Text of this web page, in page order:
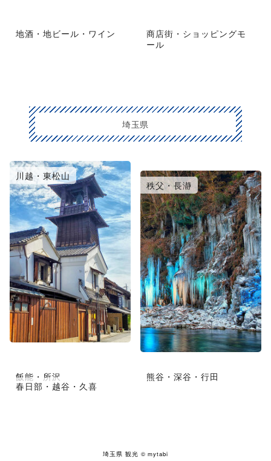
地酒・地ビール・ワイン
商店街・ショッピングモ
ール
埼玉県
川越・東松山
大宮・浦和・鴻巣
秩父・長瀞
飯能・所沢
熊谷・深谷・行田
春日部・越谷・久喜
埼玉県 観光 © mytabi